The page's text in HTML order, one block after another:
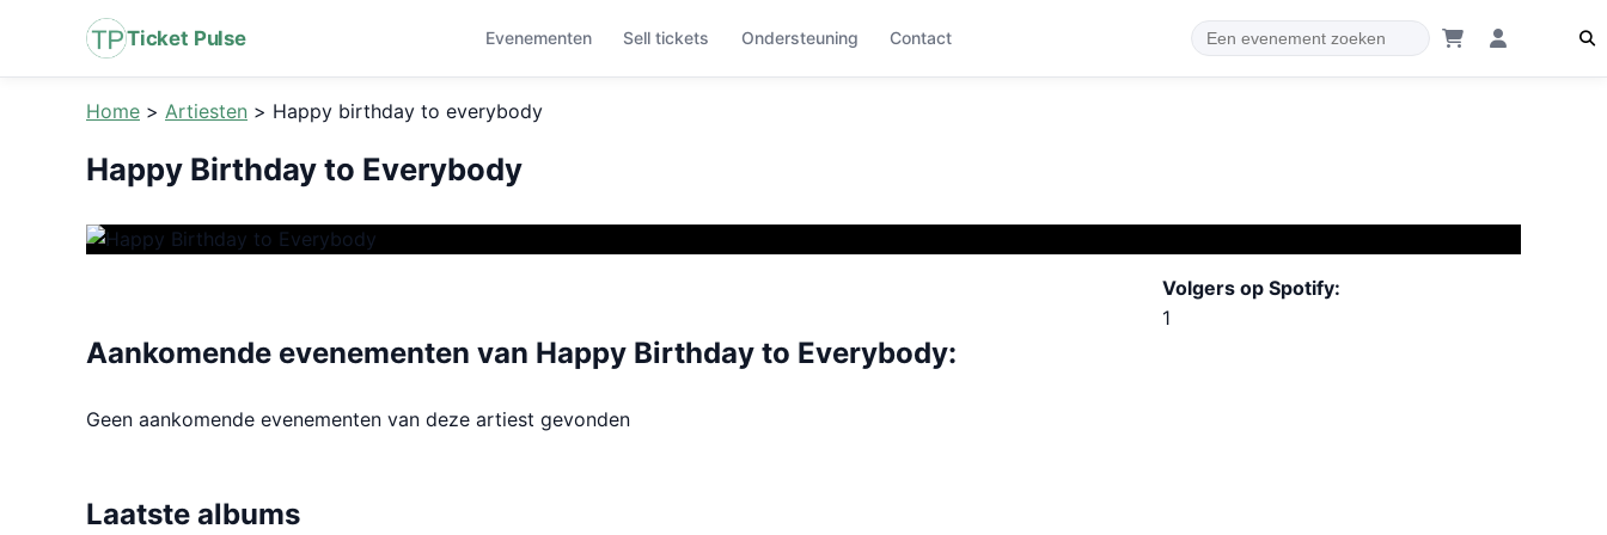
Ticket Pulse Evenementen Sell tickets Ondersteuning Contact
Home > Artiesten > Happy birthday to everybody
Happy Birthday to Everybody
Aankomende evenementen van Happy Birthday to Everybody:
Geen aankomende evenementen van deze artiest gevonden
Laatste albums
Volgers op Spotify:
1